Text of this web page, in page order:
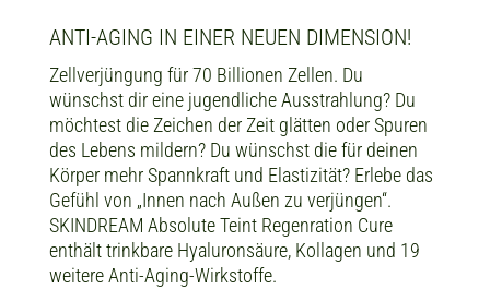
ANTI-AGING IN EINER NEUEN DIMENSION!
Zellverjüngung für 70 Billionen Zellen. Du
wünschst dir eine jugendliche Ausstrahlung? Du
möchtest die Zeichen der Zeit glätten oder Spuren
des Lebens mildern? Du wünschst die für deinen
Körper mehr Spannkraft und Elastizität? Erlebe das
Gefühl von „Innen nach Außen zu verjüngen“.
SKINDREAM Absolute Teint Regenration Cure
enthält trinkbare Hyaluronsäure, Kollagen und 19
weitere Anti-Aging-Wirkstoffe.